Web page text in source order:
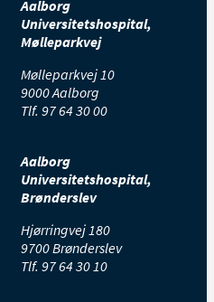
Aalborg
Universitetshospital,
Mølleparkvej
Mølleparkvej 10
9000 Aalborg
Tlf. 97 64 30 00
Aalborg
Universitetshospital,
Brønderslev
Hjørringvej 180
9700 Brønderslev
Tlf. 97 64 30 10